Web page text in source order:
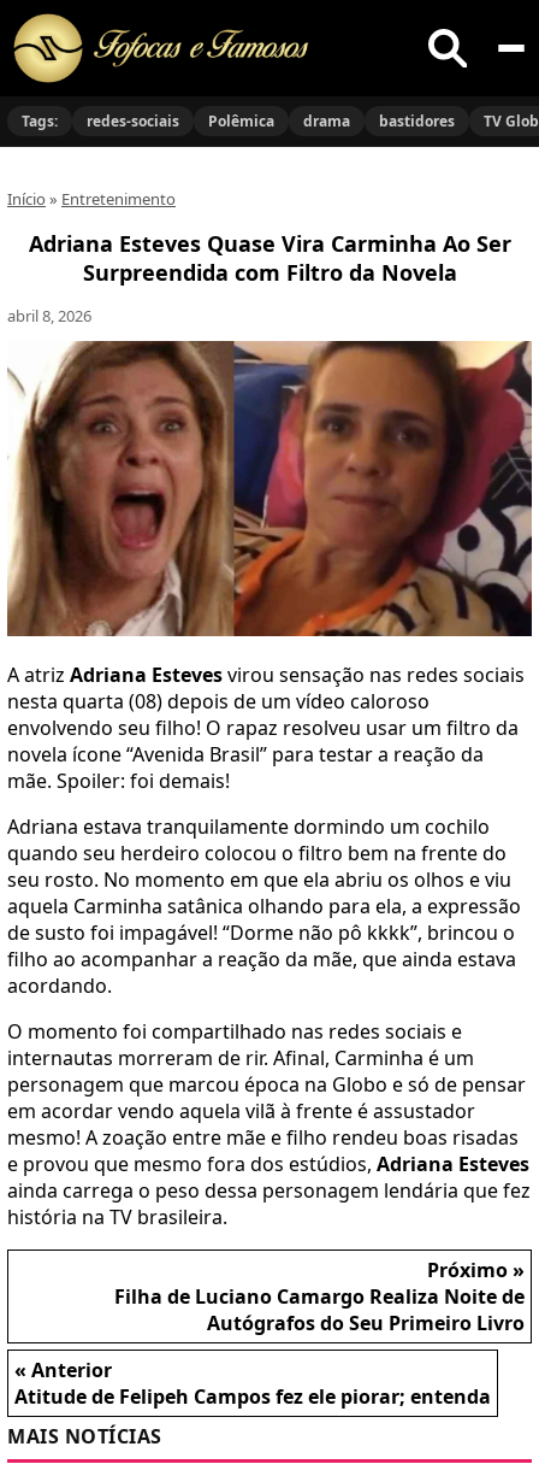
Buscar
no
Tags: redes-sociais Polêmica drama bastidores TV
Início » Entretenimento
Adriana Esteves Quase Vira Carminha Ao Ser
Surpreendida com Filtro da Novela
abril 8, 2026
A atriz Adriana Estevesvirou sensação nas redes sociais
nesta quarta (08) depois de um vídeo caloroso
envolvendo seu filho! O rapaz resolveu usar um filtro da
novela ícone “Avenida Brasil” para testar a reação da
mãe. Spoiler: foi demais!
Adriana estava tranquilamente dormindo um cochilo
quando seu herdeiro colocou o filtro bem na frente do
seu rosto. No momento em que ela abriu os olhos e viu
aquela Carminha satânica olhando para ela, a expressão
de susto foi impagável! “Dorme não pô kkkk”, brincou o
filho ao acompanhar a reação da mãe, que ainda estava
acordando.
O momento foi compartilhado nas redes sociais e
internautas morreram de rir. Afinal, Carminha é um
personagem que marcou época na Globo e só de pensar
em acordar vendo aquela vilã à frente é assustador
mesmo! A zoação entre mãe e filho rendeu boas risadas
e provou que mesmo fora dos estúdios, Adriana Esteves
ainda carrega o peso dessa personagem lendária que fez
história na TV brasileira.
Próximo »
Filha de Luciano Camargo Realiza Noite de
Autógrafos do Seu Primeiro Livro
« Anterior
Atitude de Felipeh Campos fez ele piorar; entenda
MAIS NOTÍCIAS